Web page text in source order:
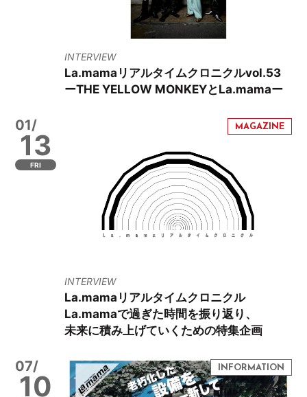
INTERVIEW
La.mamaリアルタイムクロニクルvol.53
ーTHE YELLOW MONKEYとLa.mamaー
01/
13
FRI
INTERVIEW
La.mamaリアルタイムクロニクル
La.mamaで過ぎた時間を振り返り、
未来に積み上げていくための特集企画
07/
10